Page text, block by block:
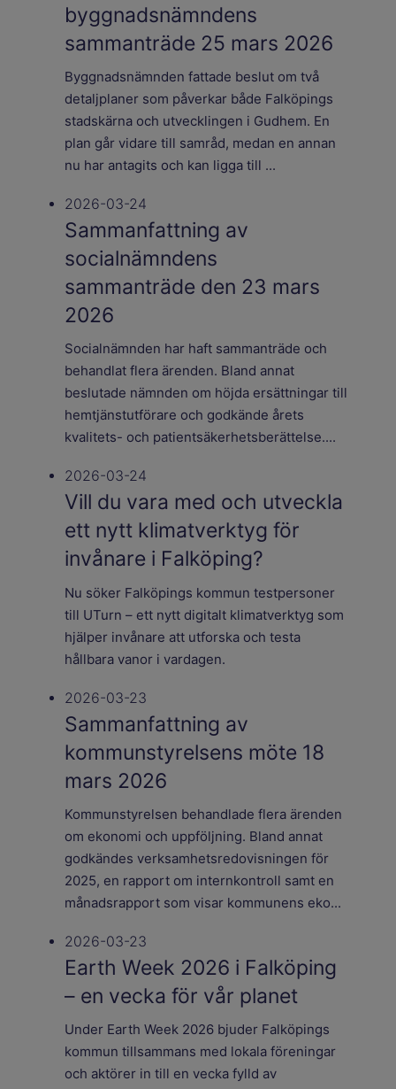
byggnadsnämndens
sammanträde 25 mars 2026
Byggnadsnämnden fattade beslut om två
detaljplaner som påverkar både Falköpings
stadskärna och utvecklingen i Gudhem. En
plan går vidare till samråd, medan en annan
nu har antagits och kan ligga till ...
2026-03-24
Sammanfattning av
socialnämndens
sammanträde den 23 mars
2026
Socialnämnden har haft sammanträde och
behandlat flera ärenden. Bland annat
beslutade nämnden om höjda ersättningar till
hemtjänstutförare och godkände årets
kvalitets- och patientsäkerhetsberättelse....
2026-03-24
Vill du vara med och utveckla
ett nytt klimatverktyg för
invånare i Falköping?
Nu söker Falköpings kommun testpersoner
till UTurn – ett nytt digitalt klimatverktyg som
hjälper invånare att utforska och testa
hållbara vanor i vardagen.
2026-03-23
Sammanfattning av
kommunstyrelsens möte 18
mars 2026
Kommunstyrelsen behandlade flera ärenden
om ekonomi och uppföljning. Bland annat
godkändes verksamhetsredovisningen för
2025, en rapport om internkontroll samt en
månadsrapport som visar kommunens eko...
2026-03-23
Earth Week 2026 i Falköping
– en vecka för vår planet
Under Earth Week 2026 bjuder Falköpings
kommun tillsammans med lokala föreningar
och aktörer in till en vecka fylld av